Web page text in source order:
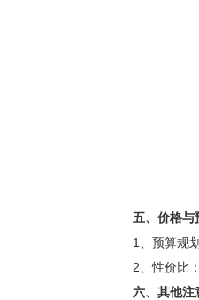
五、价格与
1、预算规划
2、性价比：
六、其他注